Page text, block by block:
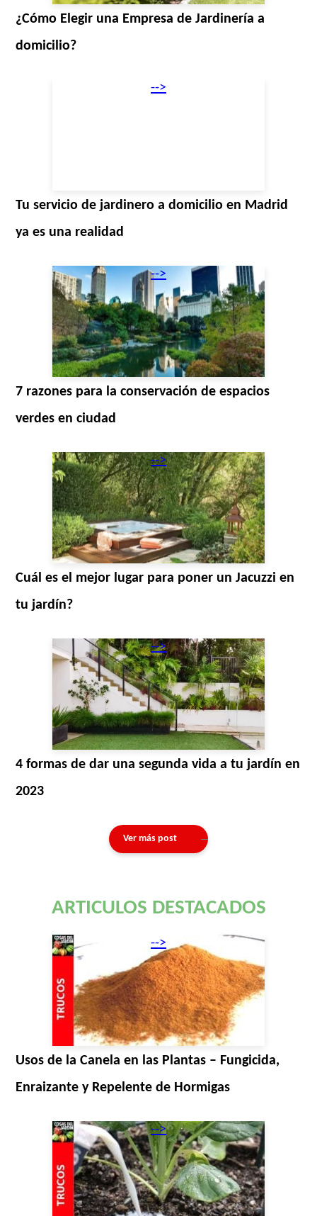
¿Cómo Elegir una Empresa de Jardinería a
domicilio?
-->
Tu servicio de jardinero a domicilio en Madrid
ya es una realidad
-->
7 razones para la conservación de espacios
verdes en ciudad
-->
Cuál es el mejor lugar para poner un Jacuzzi en
tu jardín?
-->
4 formas de dar una segunda vida a tu jardín en
2023
Ver más post
ARTICULOS DESTACADOS
-->
Usos de la Canela en las Plantas – Fungicida,
Enraizante y Repelente de Hormigas
-->